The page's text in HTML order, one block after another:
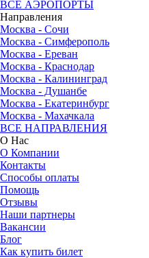
ВСЕ АЭРОПОРТЫ
Направления
Москва - Сочи
Москва - Симферополь
Москва - Ереван
Москва - Краснодар
Москва - Калининград
Москва - Душанбе
Москва - Екатеринбург
Москва - Махачкала
ВСЕ НАПРАВЛЕНИЯ
О Нас
О Компании
Контакты
Способы оплаты
Помощь
Отзывы
Наши партнеры
Вакансии
Блог
Как купить билет